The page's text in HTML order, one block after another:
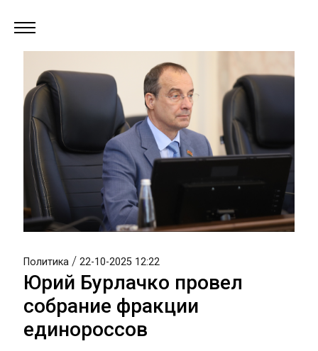
Политика / 22-10-2025 12:22
Юрий Бурлачко провел
собрание фракции
единороссов